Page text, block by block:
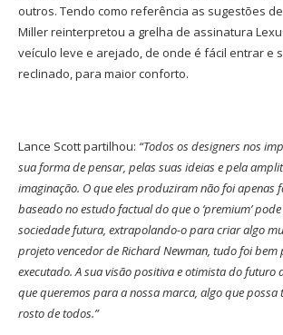
outros. Tendo como referência as sugestões
Miller reinterpretou a grelha de assinatura
veículo leve e arejado, de onde é fácil entrar e
reclinado, para maior conforto.
Lance Scott partilhou: “Todos os designers nos
sua forma de pensar, pelas suas ideias e pela
imaginação. O que eles produziram não foi apenas
baseado no estudo factual do que o ‘premium’
sociedade futura, extrapolando-o para criar algo
projeto vencedor de Richard Newman, tudo foi bem
executado. A sua visão positiva e otimista do futuro
que queremos para a nossa marca, algo que
rosto de todos.”